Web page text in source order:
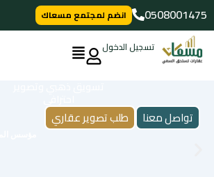
تخطي
إلى
المحتوى
0508001475
انضم لمجتمع مسعاك
تسجيل الدخول
تواصل معنا طلب تصوير عقاري